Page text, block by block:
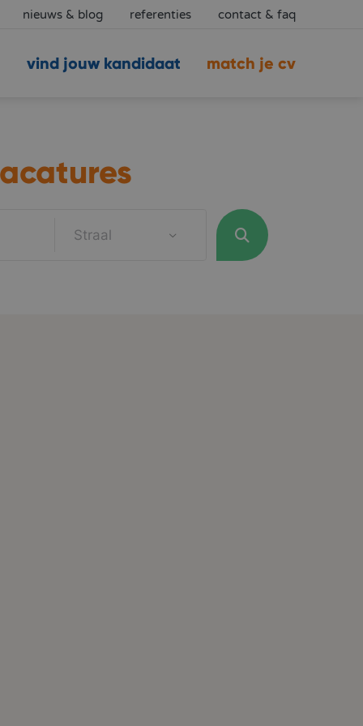
nieuws & blog referenties contact & faq
match je cv
vind jouw kandidaat
Straal